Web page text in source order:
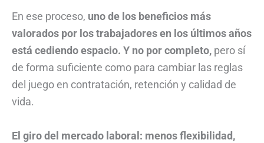
En ese proceso, uno de los beneficios más
valorados por los trabajadores en los últimos años
está cediendo espacio. Y no por completo, pero sí
de forma suficiente como para cambiar las reglas
del juego en contratación, retención y calidad de
vida.
El giro del mercado laboral: menos flexibilidad,